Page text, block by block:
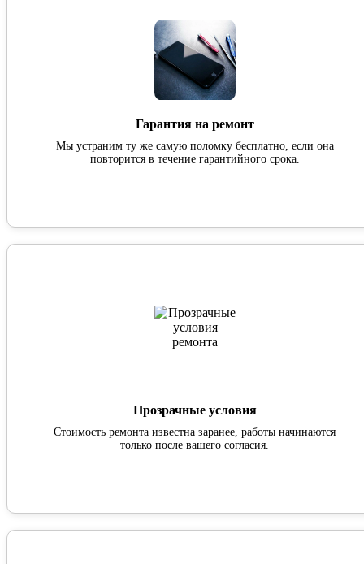
Гарантия на ремонт
Мы устраним ту же самую поломку бесплатно, если она
повторится в течение гарантийного срока.
Прозрачные условия
Стоимость ремонта известна заранее, работы начинаются
только после вашего согласия.